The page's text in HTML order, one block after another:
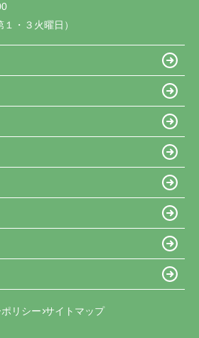
・３火曜日）
リシー サイトマップ